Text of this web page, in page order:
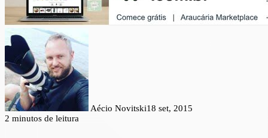
Aécio Novitski18 set, 2015
2 minutos de leitura